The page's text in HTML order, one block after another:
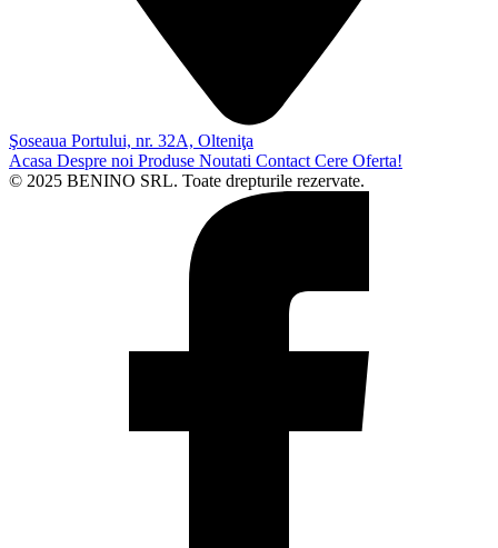
Şoseaua Portului, nr. 32A, Olteniţa
Acasa Despre noi Produse Noutati Contact Cere Oferta!
© 2025 BENINO SRL. Toate drepturile rezervate.